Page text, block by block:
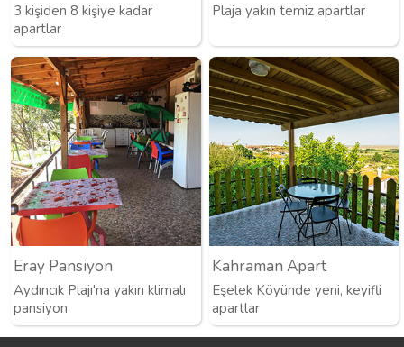
3 kişiden 8 kişiye kadar
apartlar
Plaja yakın temiz apartlar
Eray Pansiyon
Aydıncık Plajı'na yakın klimalı
pansiyon
Kahraman Apart
Eşelek Köyünde yeni, keyifli
apartlar